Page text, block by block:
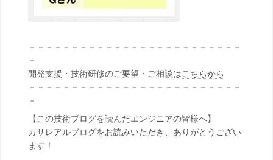
－－－－－－－－－－－－－－－－－－－－－－－－－
－
開発支援・技術研修のご要望・ご相談はこちらから
－－－－－－－－－－－－－－－－－－－－－－－－－
－
【この技術ブログを読んだエンジニアの皆様へ】
カサレアルブログをお読みいただき、ありがとうござい
ます！